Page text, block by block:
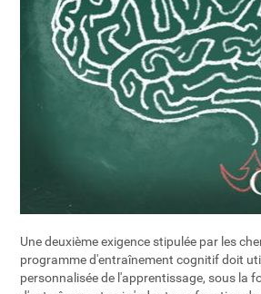
Une deuxième exigence stipulée par les
programme d'entraînement cognitif doit
personnalisée de l'apprentissage, sous la